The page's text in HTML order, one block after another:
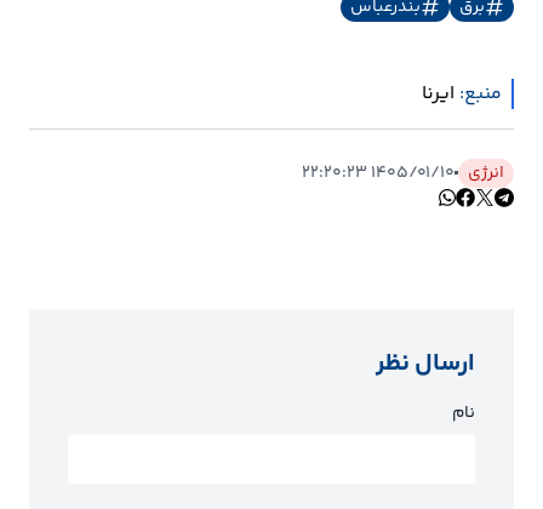
برق بندرعباس
منبع: ایرنا
انرژی ۱۴۰۵/۰۱/۱۰ ۲۲:۲۰:۲۳
ارسال نظر
نام